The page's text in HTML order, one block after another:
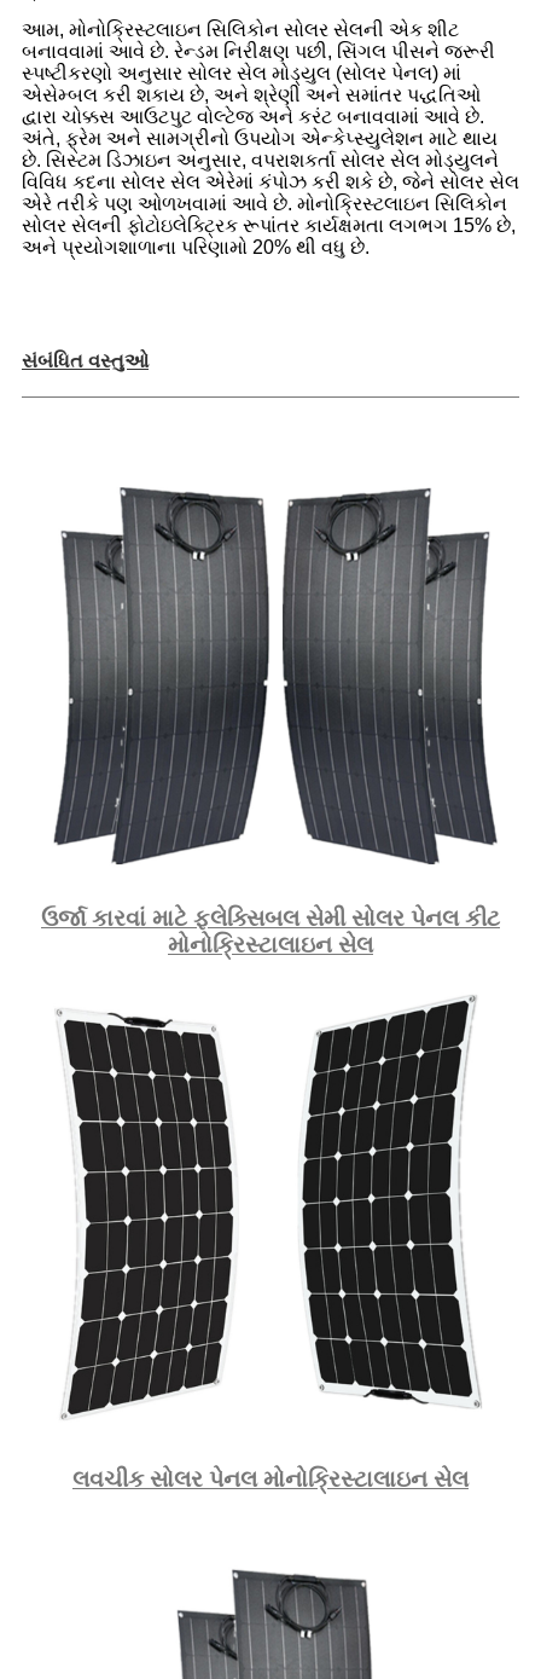
આમ, મોનોક્રિસ્ટલાઇન સિલિકોન સોલર સેલની એક શીટ
બનાવવામાં આવે છે. રેન્ડમ નિરીક્ષણ પછી, સિંગલ પીસને જરૂરી
સ્પષ્ટીકરણો અનુસાર સોલર સેલ મોડ્યુલ (સોલર પેનલ) માં
એસેમ્બલ કરી શકાય છે, અને શ્રેણી અને સમાંતર પદ્ધતિઓ
દ્વારા ચોક્કસ આઉટપુટ વોલ્ટેજ અને કરંટ બનાવવામાં આવે છે.
અંતે, ફ્રેમ અને સામગ્રીનો ઉપયોગ એન્કેપ્સ્યુલેશન માટે થાય
છે. સિસ્ટમ ડિઝાઇન અનુસાર, વપરાશકર્તા સોલર સેલ મોડ્યુલને
વિવિધ કદના સોલર સેલ એરેમાં કંપોઝ કરી શકે છે, જેને સોલર સેલ
એરે તરીકે પણ ઓળખવામાં આવે છે. મોનોક્રિસ્ટલાઇન સિલિકોન
સોલર સેલની ફોટોઇલેક્ટ્રિક રૂપાંતર કાર્યક્ષમતા લગભગ 15% છે,
અને પ્રયોગશાળાના પરિણામો 20% થી વધુ છે.
સંબંધિત વસ્તુઓ
ઉર્જા કારવાં માટે ફ્લેક્સિબલ સેમી સોલર પેનલ કીટ
મોનોક્રિસ્ટાલાઇન સેલ
લવચીક સોલર પેનલ મોનોક્રિસ્ટાલાઇન સેલ